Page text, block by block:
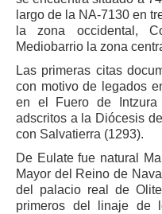
largo de la NA-7130 en
la zona occidental,
Mediobarrio la zona
Las primeras citas
con motivo de legados
en el Fuero de
adscritos a la Diócesis
con Salvatierra (1293).
De Eulate fue natural
Mayor del Reino de
del palacio real de
primeros del linaje de